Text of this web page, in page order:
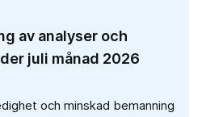
av analyser och
juli månad 2026
och minskad bemanning